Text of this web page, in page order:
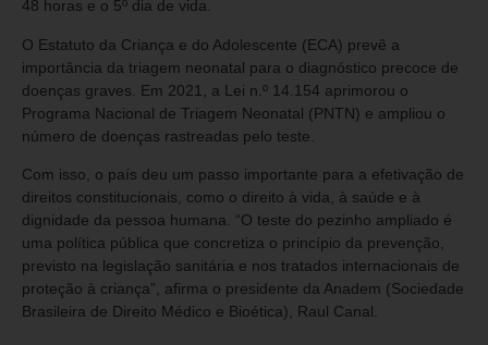
48 horas e o 5º dia de vida.
O Estatuto da Criança e do Adolescente (ECA) prevê a
importância da triagem neonatal para o diagnóstico precoce de
doenças graves. Em 2021, a Lei n.º 14.154 aprimorou o
Programa Nacional de Triagem Neonatal (PNTN) e ampliou o
número de doenças rastreadas pelo teste.
Com isso, o país deu um passo importante para a efetivação de
direitos constitucionais, como o direito à vida, à saúde e à
dignidade da pessoa humana. “O teste do pezinho ampliado é
uma política pública que concretiza o princípio da prevenção,
previsto na legislação sanitária e nos tratados internacionais de
proteção à criança”, afirma o presidente da Anadem (Sociedade
Brasileira de Direito Médico e Bioética), Raul Canal.